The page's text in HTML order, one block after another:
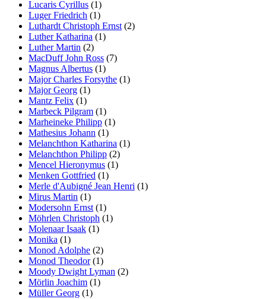
Lucaris Cyrillus (1)
Luger Friedrich (1)
Luthardt Christoph Ernst (2)
Luther Katharina (1)
Luther Martin (2)
MacDuff John Ross (7)
Magnus Albertus (1)
Major Charles Forsythe (1)
Major Georg (1)
Mantz Felix (1)
Marbeck Pilgram (1)
Marheineke Philipp (1)
Mathesius Johann (1)
Melanchthon Katharina (1)
Melanchthon Philipp (2)
Mencel Hieronymus (1)
Menken Gottfried (1)
Merle d'Aubigné Jean Henri (1)
Mirus Martin (1)
Modersohn Ernst (1)
Möhrlen Christoph (1)
Molenaar Isaak (1)
Monika (1)
Monod Adolphe (2)
Monod Theodor(1)
Moody Dwight Lyman (2)
Mörlin Joachim (1)
Müller Georg (1)